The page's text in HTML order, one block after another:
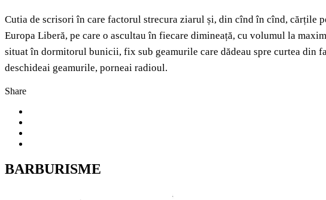
Cutia de scrisori în care factorul strecura ziarul și, din cînd în cînd, cărțile
Europa Liberă, pe care o ascultau în fiecare dimineață, cu volumul la
situat în dormitorul bunicii, fix sub geamurile care dădeau spre curtea din
deschideai geamurile, porneai radioul.
Share
BARBURISME